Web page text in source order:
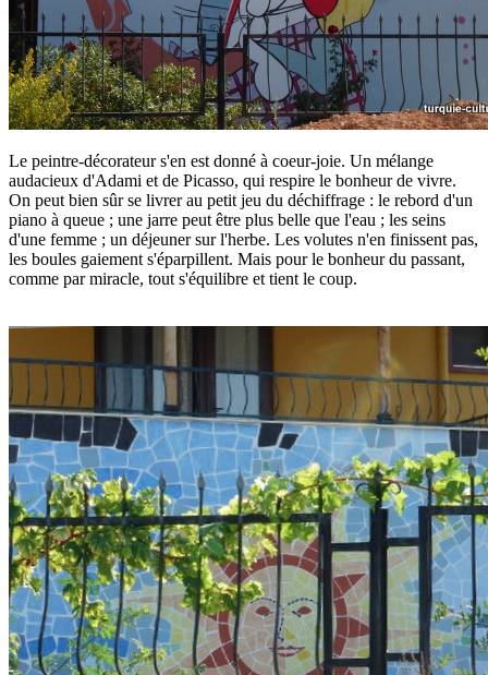
Le peintre-décorateur s'en est donné à coeur-joie. Un mélange
audacieux d'Adami et de Picasso, qui respire le bonheur de vivre.
On peut bien sûr se livrer au petit jeu du déchiffrage : le rebord d'un
piano à queue ; une jarre peut être plus belle que l'eau ; les seins
d'une femme ; un déjeuner sur l'herbe. Les volutes n'en finissent pas,
les boules gaiement s'éparpillent. Mais pour le bonheur du passant,
comme par miracle, tout s'équilibre et tient le coup.